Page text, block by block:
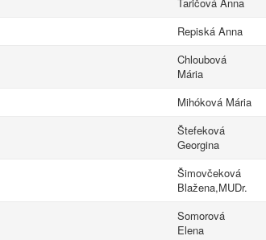
Repiská Anna
Chloubová
Mária
Mihóková Mária
Štefeková
Georgina
Šimovčeková
Blažena,MUDr.
Somorová
Elena